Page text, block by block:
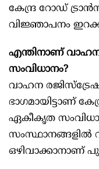
കേന്ദ്ര റോഡ്
വിജ്ഞാപനം
എന്തിനാണ് വാഹന
സംവിധാനം?
വാഹന
ഭാഗമായിട്ടാണ്
ഏകീകൃത
സംസ്ഥാനങ്ങളിൽ
ഒഴിവാക്കാനാണ്